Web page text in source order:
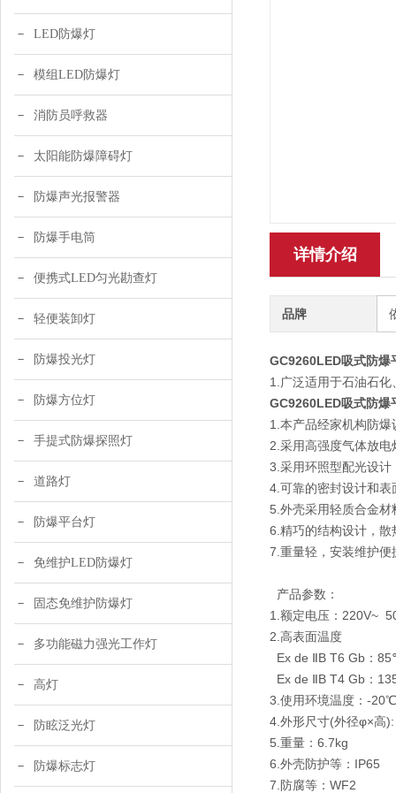
LED防爆灯
模组LED防爆灯
消防员呼救器
太阳能防爆障碍灯
防爆声光报警器
防爆手电筒
便携式LED匀光勘查灯
轻便装卸灯
防爆投光灯
防爆方位灯
手提式防爆探照灯
道路灯
防爆平台灯
免维护LED防爆灯
固态免维护防爆灯
多功能磁力强光工作灯
高灯
防眩泛光灯
防爆标志灯
详情介绍
品牌
GC9260LED吸式防爆
1.广泛适用于石油石
GC9260LED吸式防爆
1.本产品经家机构防
2.采用高强度气体放
3.采用环照型配光设
4.可靠的密封设计和
5.外壳采用轻质合金
6.精巧的结构设计，
7.重量轻，安装维护
产品
1.额定电压：220V~
2.高表面温度
Ex de ⅡB T6 Gb：
Ex de ⅡB T4 Gb：
3.使用环境温度：-
4.外形尺寸(外径φ×高
5.重量：6.7kg
6.外壳防护等：IP65
7.防腐等：WF2